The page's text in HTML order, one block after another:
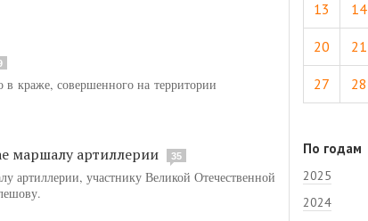
краже, совершенного на территории
маршалу артиллерии 35
артиллерии, участнику Великой Отечественной
13 14
20 21
27 28
По годам
2025
2024